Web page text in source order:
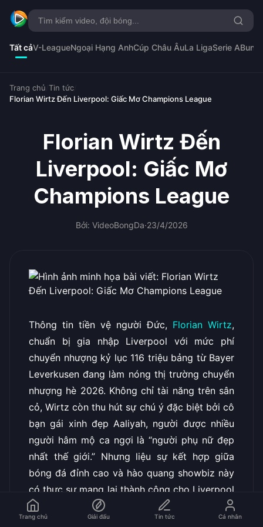
Tất cảV-LeagueNgoại Hạng AnhCúp Châu ÂuLa LigaSerie A
Trang chủ Tin tức
Florian Wirtz Đến Liverpool: Giấc Mơ Champions League
Florian Wirtz Đến
Liverpool: Giấc Mơ
Champions League
Bởi: VideoBongDa·23/4/2026
Thông tin tiền vệ người Đức, Florian Wirtz,
chuẩn bị gia nhập Liverpool với mức phí
chuyển nhượng kỷ lục 116 triệu bảng từ Bayer
Leverkusen đang làm nóng thị trường chuyển
nhượng hè 2026. Không chỉ tài năng trên sân
cỏ, Wirtz còn thu hút sự chú ý đặc biệt bởi cô
bạn gái xinh đẹp Aaliyah, người được nhiều
người hâm mộ ca ngợi là “người phụ nữ đẹp
nhất thế giới.” Nhưng liệu sự kết hợp giữa
bóng đá đỉnh cao và hào quang showbiz này
có thực sự mang lại thành công cho Liverpool
trong hành trình chinh phục Champions
League và Premier League?
Trang chủ Giải đấu Tin tức Cá nhân